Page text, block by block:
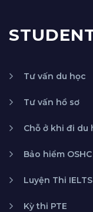
Tư vấn du học
Tư vấn hồ sơ
Chỗ ở khi đi du
Bảo hiểm OSHC
Luyện Thi IELTS
Kỳ thi PTE